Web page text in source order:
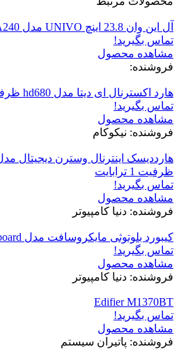
آل این وان 23.8 اینچ UNIVO مدل UA240
تماس بگیرید!
مشاهده محصول
فروشنده:
هارد اکسترنال ای دیتا مدل hd680 ظرفیت 1 ترابایت
تماس بگیرید!
مشاهده محصول
فروشنده: نیکوکام
ظرفیت 1 ترابایت
تماس بگیرید!
مشاهده محصول
فروشنده: دنیا کامپیوتر
کیبورد بلوتوثی مایکروسافت مدل Surface Keyboard
تماس بگیرید!
مشاهده محصول
فروشنده: دنیا کامپیوتر
Edifier M1370BT
تماس بگیرید!
مشاهده محصول
فروشنده: پاتیران سیستم